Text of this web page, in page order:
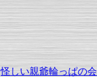
怪しい親爺輪っぱの会